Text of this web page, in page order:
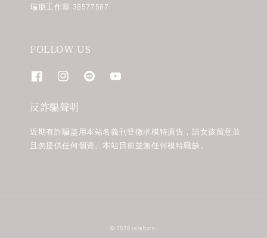
瑞朋工作室 38577587
FOLLOW US
反詐騙聲明
近期有詐騙盜用本站名義刊登徵求模特廣告，請女孩留意並
且勿提供任何個資。本站目前並無任何模特職缺。
© 2026 rereburn.